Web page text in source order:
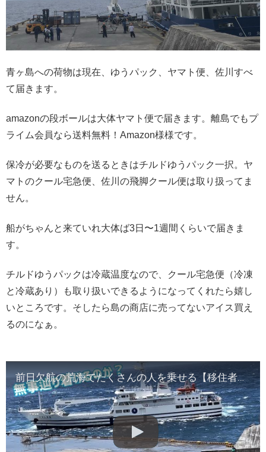
青ヶ島への荷物は現在、ゆうパック、ヤマト便、佐川すべ
て届きます。
amazonの段ボールは大体ヤマト便で届きます。離島でもプ
ライム会員なら送料無料！Amazon様様です。
保冷が必要なものを送るときはチルドゆうパック一択。ヤ
マトのクール宅急便、佐川の飛脚クール便は取り扱ってま
せん。
船がちゃんと来ていれ大体ば3日〜1週間くらいで届きま
す。
チルドゆうパックは冷蔵温度なので、クール宅急便（冷凍
と冷蔵あり）も取り扱いできるようになってくれたら嬉し
いところです。そしたら島の商店に売ってないアイス買え
るのになぁ。
前日欠航の荒海でたくさんの人を乗せる【移住者来た】【待望の船】